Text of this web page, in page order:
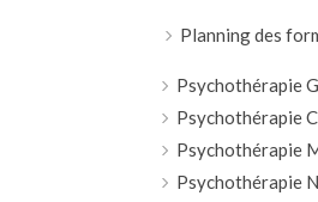
Planning des
Psychothérapie
Psychothérapie
Psychothérapie
Psychothérapie